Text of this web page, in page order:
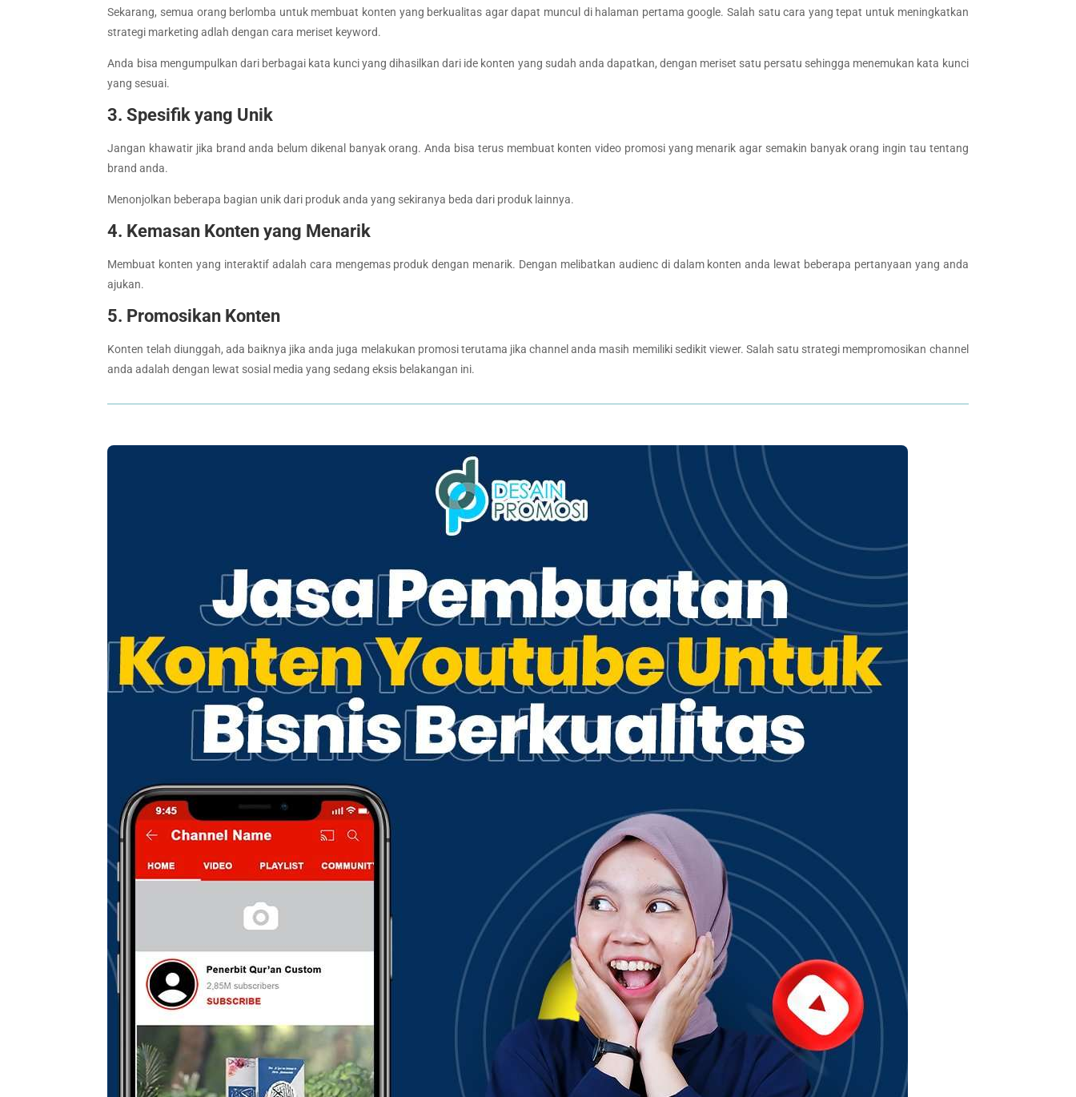
Sekarang, semua orang berlomba untuk membuat konten yang berkualitas agar dapat muncul di halaman pertama google. Salah satu cara yang tepat untuk meningkatkan
strategi marketing adlah dengan cara meriset keyword.
Anda bisa mengumpulkan dari berbagai kata kunci yang dihasilkan dari ide konten yang sudah anda dapatkan, dengan meriset satu persatu sehingga menemukan kata kunci
yang sesuai.
3. Spesifik yang Unik
Jangan khawatir jika brand anda belum dikenal banyak orang. Anda bisa terus membuat konten video promosi yang menarik agar semakin banyak orang ingin tau tentang
brand anda.
Menonjolkan beberapa bagian unik dari produk anda yang sekiranya beda dari produk lainnya.
4. Kemasan Konten yang Menarik
Membuat konten yang interaktif adalah cara mengemas produk dengan menarik. Dengan melibatkan audienc di dalam konten anda lewat beberapa pertanyaan yang anda
ajukan.
5. Promosikan Konten
Konten telah diunggah, ada baiknya jika anda juga melakukan promosi terutama jika channel anda masih memiliki sedikit viewer. Salah satu strategi mempromosikan channel
anda adalah dengan lewat sosial media yang sedang eksis belakangan ini.